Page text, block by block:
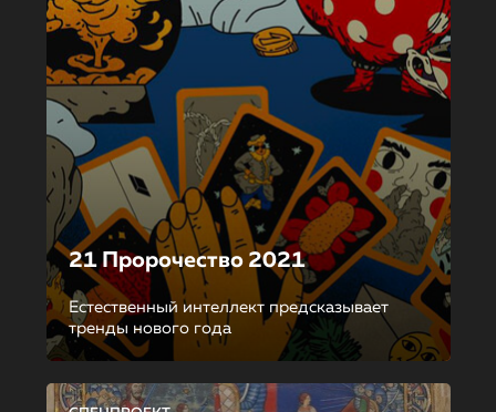
21 Пророчество 2021
Естественный интеллект предсказывает
тренды нового года